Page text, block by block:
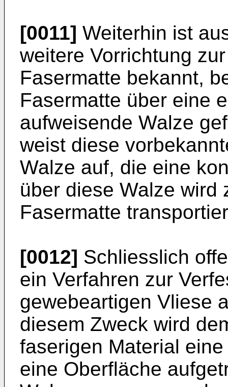
[0011] Weiterhin ist
weitere Vorrichtung
Fasermatte bekannt,
Fasermatte über eine
aufweisende Walze
weist diese
Walze auf, die eine
über diese Walze wird
Fasermatte
[0012] Schliesslich
ein Verfahren zur
gewebeartigen Vliese
diesem Zweck wird
faserigen Material
eine Oberfläche